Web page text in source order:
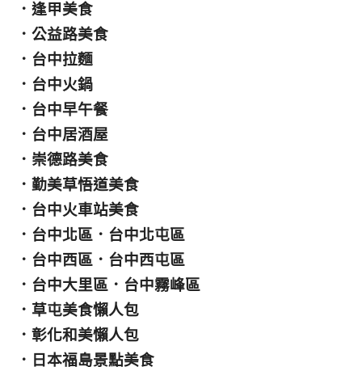
． 逢甲美食
． 公益路美食
． 台中拉麵
． 台中火鍋
． 台中早午餐
． 台中居酒屋
． 崇德路美食
． 勤美草悟道美食
． 台中火車站美食
． 台中北區 ． 台中北屯區
． 台中西區 ． 台中西屯區
． 台中大里區 ． 台中霧峰區
． 草屯美食懶人包
． 彰化和美懶人包
． 日本福島景點美食